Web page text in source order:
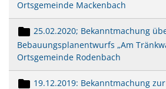
Ortsgemeinde Mackenbach
25.02.2020; Bekanntmachung
Bebauungsplanentwurfs „Am
Ortsgemeinde Rodenbach
19.12.2019: Bekanntmachung